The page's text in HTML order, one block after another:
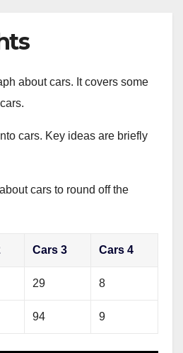
about cars. It covers some
cars. Key ideas are briefly
cars to round off the
Cars 3 Cars 4
29 8
94 9